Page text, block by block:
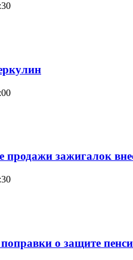
продажи зажигалок
о защите